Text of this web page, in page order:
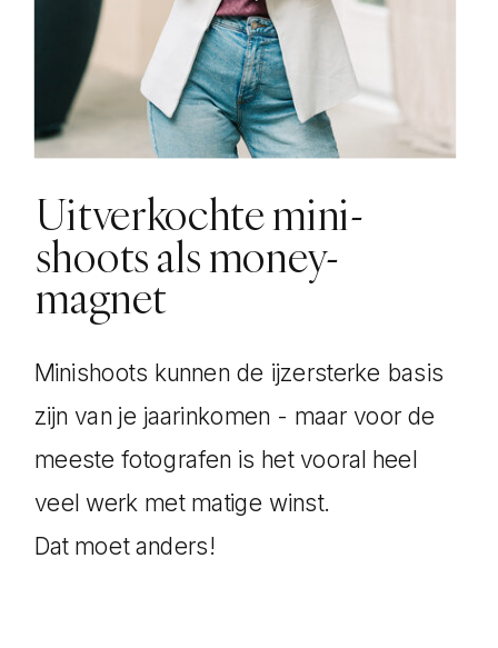
Minishoots kunnen de ijzersterke basis
zijn van je jaarinkomen - maar voor de
meeste fotografen is het vooral heel
veel werk met matige winst.
Dat moet anders!
Uitverkochte mini-
shoots als money-
magnet